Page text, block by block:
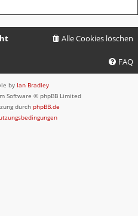
Alle Cookies löschen
FAQ
by Ian Bradley
Software © phpBB Limited
durch phpBB.de